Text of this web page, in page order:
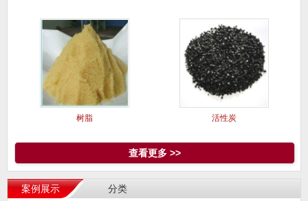
树脂 活性炭
查看更多 >>
案例展示 分类